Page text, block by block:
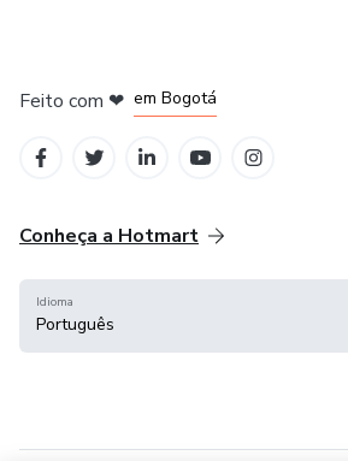
Feito com ❤ em Bogotá
Conheça a Hotmart
Idioma
Português